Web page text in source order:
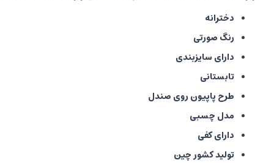
دخترانه
رنگ صورتی
دارای سایزبندی
تابستانی
طرح پاپیون روی صندل
مدل چسبی
دارای کفی
تولید کشور چین